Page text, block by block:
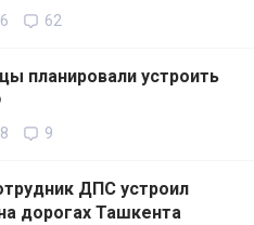
62
планировали устроить
9
ДПС устроил
дорогах Ташкента